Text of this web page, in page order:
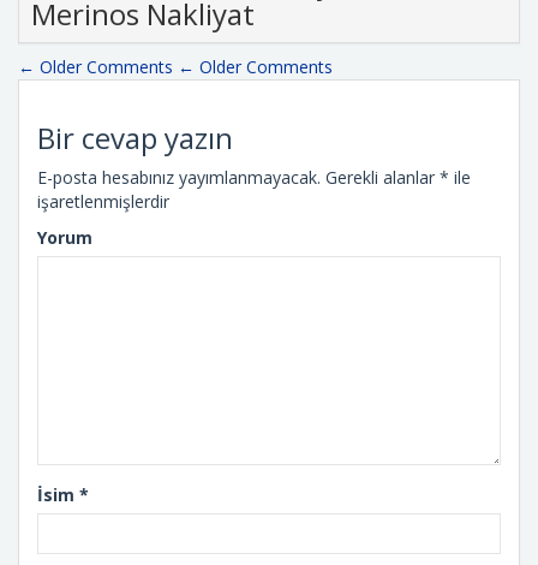
Merinos Nakliyat
← Older Comments ← Older Comments
Bir cevap yazın
E-posta hesabınız yayımlanmayacak. Gerekli alanlar * ile
işaretlenmişlerdir
Yorum
İsim *